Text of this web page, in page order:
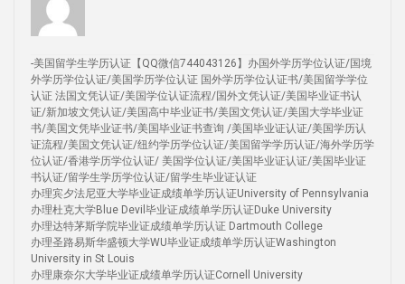
-美国留学生学历认证【QQ微信744043126】办国外学历学位认证/国境
外学历学位认证/美国学历学位认证 国外学历学位认证书/美国留学学位
认证 法国文凭认证/美国学位认证流程/国外文凭认证/美国毕业证书认
证/新加坡文凭认证/美国高中毕业证书/美国文凭认证/美国大学毕业证
书/美国文凭毕业证书/美国毕业证书查询 /美国毕业证认证/美国学历认
证流程/美国文凭认证/纽约学历学位认证/美国留学学历认证/海外学历学
位认证/香港学历学位认证/ 美国学位认证/美国毕业证认证/美国毕业证
书认证/留学生学历学位认证/留学生毕业证认证
办理宾夕法尼亚大学毕业证成绩单学历认证University of Pennsylvania
办理杜克大学Blue Devil毕业证成绩单学历认证Duke University
办理达特茅斯学院毕业证成绩单学历认证 Dartmouth College
办理圣路易斯华盛顿大学WU毕业证成绩单学历认证Washington
University in St Louis
办理康奈尔大学毕业证成绩单学历认证Cornell University